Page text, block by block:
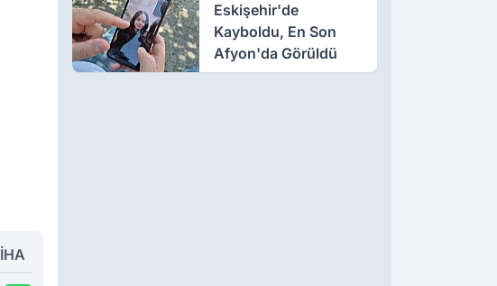
İHA
Eskişehir'de
Kayboldu, En Son
Afyon'da Görüldü